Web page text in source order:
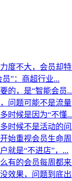
度不大，会员却特
员”：商超行业...
的，是“智能会员...
问题可能不是流量
时候是因为“不懂...
时候不是活动的问
始重视会员生命周
就是“不进店”，...
有的会员每周都来
效果，问题到底出